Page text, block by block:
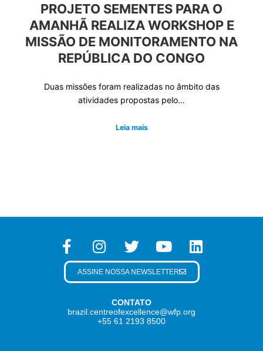
PROJETO SEMENTES PARA O
AMANHÃ REALIZA WORKSHOP E
MISSÃO DE MONITORAMENTO NA
REPÚBLICA DO CONGO
Duas missões foram realizadas no âmbito das
atividades propostas pelo…
Leia mais
CONTATO
brazil.centreofexcellence@wfp.org
+55 61 2193 8500
ASSINE NOSSA NEWSLETTER